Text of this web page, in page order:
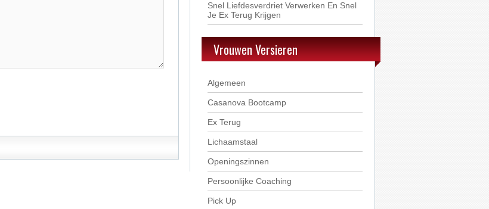
Snel Liefdesverdriet Verwerken En Snel
Je Ex Terug Krijgen
Vrouwen Versieren
Algemeen
Casanova Bootcamp
Ex Terug
Lichaamstaal
Openingszinnen
Persoonlijke Coaching
Pick Up